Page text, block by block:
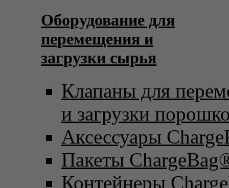
Оборудование для
перемещения и
загрузки сырья
Клапаны для
и загрузки
Аксессуары
Пакеты
Контейнеры